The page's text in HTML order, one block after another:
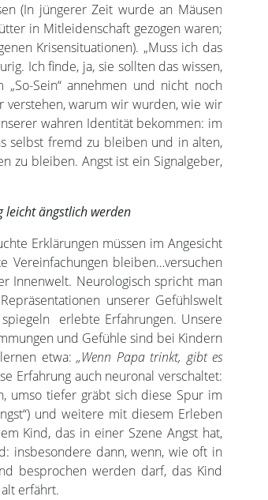
(In jüngerer Zeit wurde an Mäusen
in Mitleidenschaft gezogen waren;
Krisensituationen). „Muss ich das
Ich finde, ja, sie sollten das wissen,
Sein“ annehmen und nicht noch
verstehen, warum wir wurden, wie wir
wahren Identität bekommen: im
selbst fremd zu bleiben und in alten,
zu bleiben. Angst ist ein Signalgeber,
ängstlich werden
Erklärungen müssen im Angesicht
Vereinfachungen bleiben…versuchen
Innenwelt. Neurologisch spricht man
unserer Gefühlswelt
erlebte Erfahrungen. Unsere
und Gefühle sind bei Kindern
etwa: „Wenn Papa trinkt, gibt es
Erfahrung auch neuronal verschaltet:
umso tiefer gräbt sich diese Spur im
und weitere mit diesem Erleben
Kind, das in einer Szene Angst hat,
insbesondere dann, wenn, wie oft in
besprochen werden darf, das Kind
erfährt.